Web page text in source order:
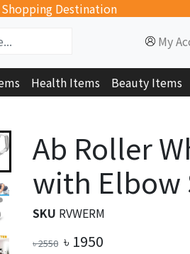
Destination
My
Health Items Beauty Items
Ab Roller
with Elbow
SKU RVWERM
৳2550 ৳ 1950